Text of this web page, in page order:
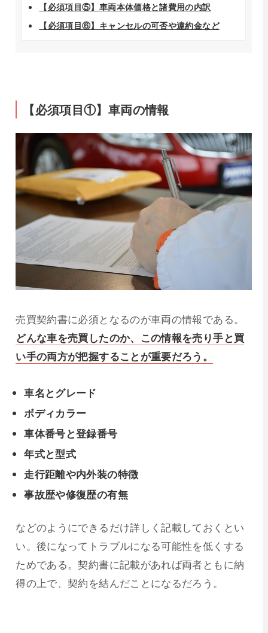
【必須項目⑤】車両本体価格と諸費用の内訳
【必須項目⑥】キャンセルの可否や違約金など
【必須項目①】車両の情報
売買契約書に必須となるのが車両の情報である。
どんな車を売買したのか、この情報を売り手と買
い手の両方が把握することが重要だろう。
車名とグレード
ボディカラー
車体番号と登録番号
年式と型式
走行距離や内外装の特徴
事故歴や修復歴の有無
などのようにできるだけ詳しく記載しておくとい
い。後になってトラブルになる可能性を低くする
ためである。契約書に記載があれば両者ともに納
得の上で、契約を結んだことになるだろう。